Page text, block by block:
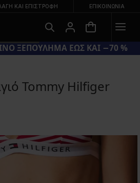
ΚΑΙ ΕΠΙΣΤΡΟΦΉ ΕΠΙΚΟΙΝΩΝΊΑ
ΞΕΠΟΥΛΗΜΑ ΕΩΣ ΚΑΙ −70 %
Tommy Hilfiger